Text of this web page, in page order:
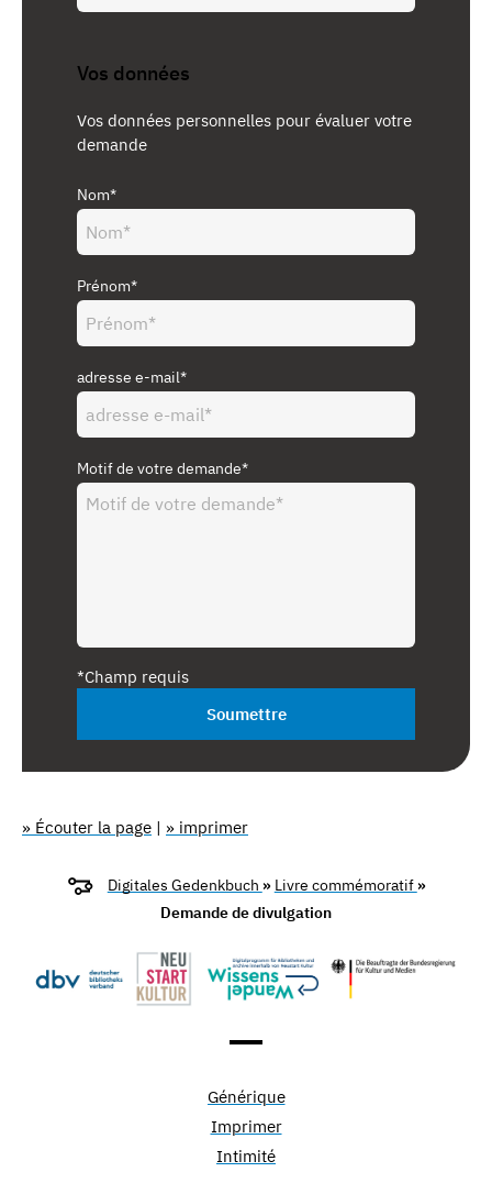
Vos données
Vos données personnelles pour évaluer votre
demande
Nom*
Prénom*
adresse e-mail*
Motif de votre demande*
*Champ requis
Soumettre
» Écouter la page | » imprimer
Digitales Gedenkbuch » Livre commémoratif »
Demande de divulgation
Générique
Imprimer
Intimité